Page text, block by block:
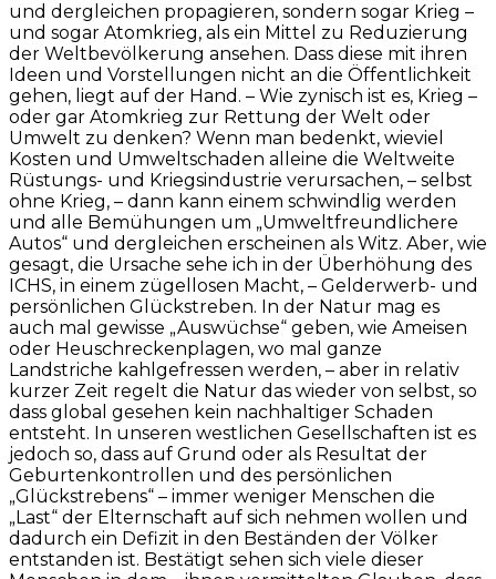
und dergleichen propagieren, sondern sogar Krieg –
und sogar Atomkrieg, als ein Mittel zu Reduzierung
der Weltbevölkerung ansehen. Dass diese mit ihren
Ideen und Vorstellungen nicht an die Öffentlichkeit
gehen, liegt auf der Hand. – Wie zynisch ist es, Krieg –
oder gar Atomkrieg zur Rettung der Welt oder
Umwelt zu denken? Wenn man bedenkt, wieviel
Kosten und Umweltschaden alleine die Weltweite
Rüstungs- und Kriegsindustrie verursachen, – selbst
ohne Krieg, – dann kann einem schwindlig werden
und alle Bemühungen um „Umweltfreundlichere
Autos“ und dergleichen erscheinen als Witz. Aber, wie
gesagt, die Ursache sehe ich in der Überhöhung des
ICHS, in einem zügellosen Macht, – Gelderwerb- und
persönlichen Glückstreben. In der Natur mag es
auch mal gewisse „Auswüchse“ geben, wie Ameisen
oder Heuschreckenplagen, wo mal ganze
Landstriche kahlgefressen werden, – aber in relativ
kurzer Zeit regelt die Natur das wieder von selbst, so
dass global gesehen kein nachhaltiger Schaden
entsteht. In unseren westlichen Gesellschaften ist es
jedoch so, dass auf Grund oder als Resultat der
Geburtenkontrollen und des persönlichen
„Glückstrebens“ – immer weniger Menschen die
„Last“ der Elternschaft auf sich nehmen wollen und
dadurch ein Defizit in den Beständen der Völker
entstanden ist. Bestätigt sehen sich viele dieser